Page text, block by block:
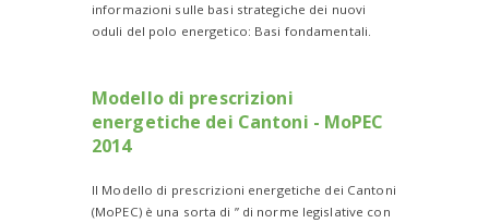
informazioni sulle basi strategiche dei nuovi
oduli del polo energetico: Basi fondamentali.
Modello di prescrizioni
energetiche dei Cantoni - MoPEC
2014
Il Modello di prescrizioni energetiche dei Cantoni
(MoPEC) è una sorta di ” di norme legislative con